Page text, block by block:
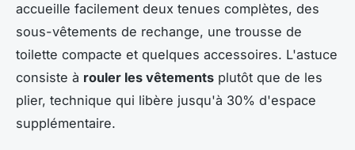
accueille facilement deux tenues complètes, des
sous-vêtements de rechange, une trousse de
toilette compacte et quelques accessoires. L'astuce
consiste à rouler les vêtements plutôt que de les
plier, technique qui libère jusqu'à 30% d'espace
supplémentaire.